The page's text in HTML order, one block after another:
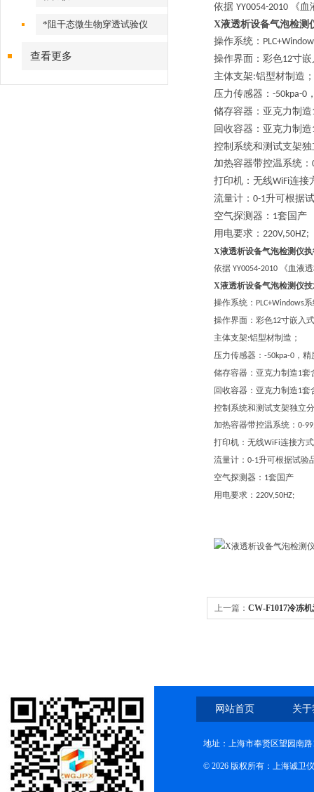
*阻干态微生物穿透试验仪
查看更多
依据 YY0054-2010
《
X液透析设备气泡检测
操作系统：
操作界面：彩色12寸嵌
主体支架:铝型材制造；
压力传感器： -50kpa-0
储存容器：亚克力制造
回收容器：亚克力制造
控制系统和测试支架
加热容器带控温系统：
打印机：无线WiFi连接
流量计： 0-1升可根据
空气探测器： 1套国产
用电要求： 220V,50HZ;
X液透析设备气泡检测仪
依据 YY0054-2010
《血液
X液透析设备气泡检测仪
操作系统： PLC+Windows
操作界面：彩色12寸嵌入
主体支架:铝型材制造；
压力传感器： -50kpa-0 ，精
储存容器：亚克力制造1套
回收容器：亚克力制造1套
控制系统和测试支架独立
加热容器带控温系统： 0-99
打印机：无线WiFi连接方
流量计： 0-1升可根据试验
空气探测器： 1套国产
用电要求： 220V,50HZ;
上一篇： CW-F1017冷冻
网站首页 关
地址：上海市奉贤区望园南路
© 2026 版权所有：上海诚卫